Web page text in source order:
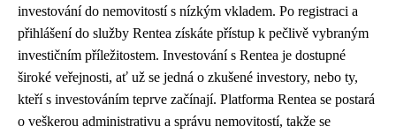
investování do nemovitostí s nízkým vkladem. Po registraci a
přihlášení do služby Rentea získáte přístup k pečlivě vybraným
investičním příležitostem. Investování s Rentea je dostupné
široké veřejnosti, ať už se jedná o zkušené investory, nebo ty,
kteří s investováním teprve začínají. Platforma Rentea se postará
o veškerou administrativu a správu nemovitostí, takže se